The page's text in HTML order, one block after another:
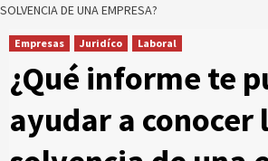
SOLVENCIA DE UNA EMPRESA?
Empresas Juridíco Laboral
¿Qué informe te
ayudar a conocer